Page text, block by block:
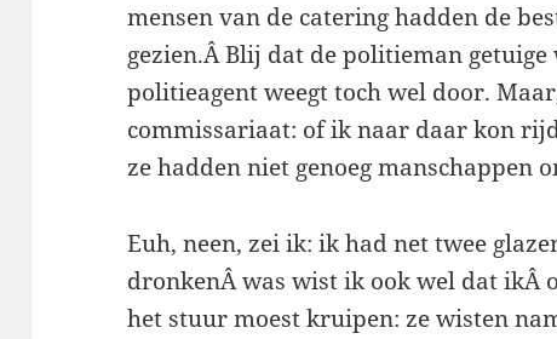
mensen van de catering hadden de
gezien.Â Blij dat de politieman
politieagent weegt toch wel door.
commissariaat: of ik naar daar kon
ze hadden niet genoeg manschappen
Euh, neen, zei ik: ik had net twee
dronkenÂ was wist ik ook wel dat ikÂ
het stuur moest kruipen: ze wisten